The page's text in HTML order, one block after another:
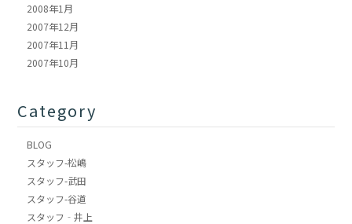
2008年1月
2007年12月
2007年11月
2007年10月
Category
BLOG
スタッフ-松嶋
スタッフ-武田
スタッフ-谷道
スタッフ‐井上